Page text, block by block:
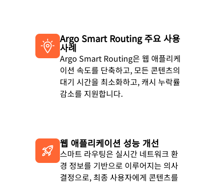
Argo Smart Routing 주요 사용
사례
Argo Smart Routing은 웹 애플리케
이션 속도를 단축하고, 모든 콘텐츠의
대기 시간을 최소화하고, 캐시 누락률
감소를 지원합니다.
웹 애플리케이션 성능 개선
스마트 라우팅은 실시간 네트워크 환
경 정보를 기반으로 이루어지는 의사
결정으로, 최종 사용자에게 콘텐츠를